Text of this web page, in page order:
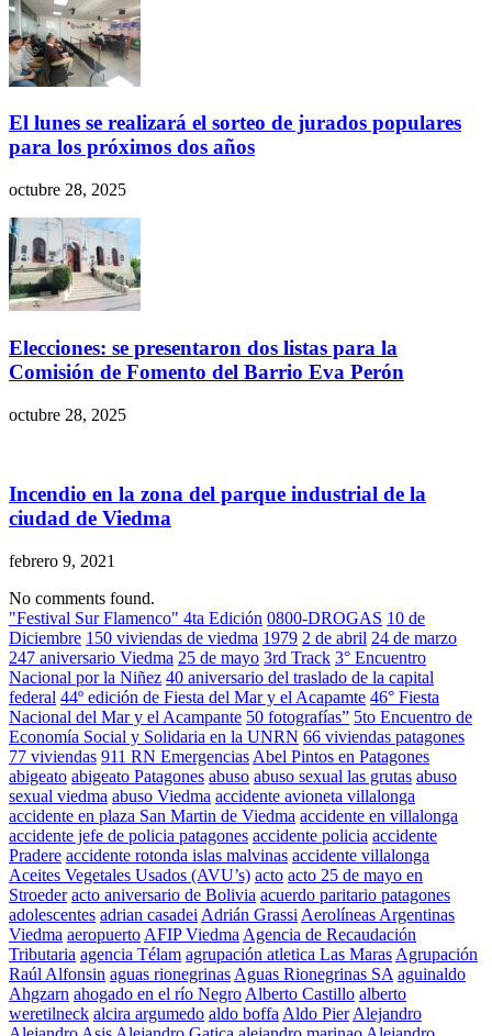
El lunes se realizará el sorteo de jurados populares
para los próximos dos años
octubre 28, 2025
Elecciones: se presentaron dos listas para la
Comisión de Fomento del Barrio Eva Perón
octubre 28, 2025
Incendio en la zona del parque industrial de la
ciudad de Viedma
febrero 9, 2021
No comments found.
"Festival Sur Flamenco" 4ta Edición 0800-DROGAS 10 de
Diciembre 150 viviendas de viedma 1979 2 de abril 24 de marzo
247 aniversario Viedma 25 de mayo 3rd Track 3° Encuentro
Nacional por la Niñez 40 aniversario del traslado de la capital
federal 44º edición de Fiesta del Mar y el Acapamte 46° Fiesta
Nacional del Mar y el Acampante 50 fotografías” 5to Encuentro de
Economía Social y Solidaria en la UNRN 66 viviendas patagones
77 viviendas 911 RN Emergencias Abel Pintos en Patagones
abigeato abigeato Patagones abuso abuso sexual las grutas abuso
sexual viedma abuso Viedma accidente avioneta villalonga
accidente en plaza San Martin de Viedma accidente en villalonga
accidente jefe de policia patagones accidente policia accidente
Pradere accidente rotonda islas malvinas accidente villalonga
Aceites Vegetales Usados (AVU’s) acto acto 25 de mayo en
Stroeder acto aniversario de Bolivia acuerdo paritario patagones
adolescentes adrian casadei Adrián Grassi Aerolíneas Argentinas
Viedma aeropuerto AFIP Viedma Agencia de Recaudación
Tributaria agencia Télam agrupación atletica Las Maras Agrupación
Raúl Alfonsin aguas rionegrinas Aguas Rionegrinas SA aguinaldo
Ahgzarn ahogado en el río Negro Alberto Castillo alberto
weretilneck alcira argumedo aldo boffa Aldo Pier Alejandro